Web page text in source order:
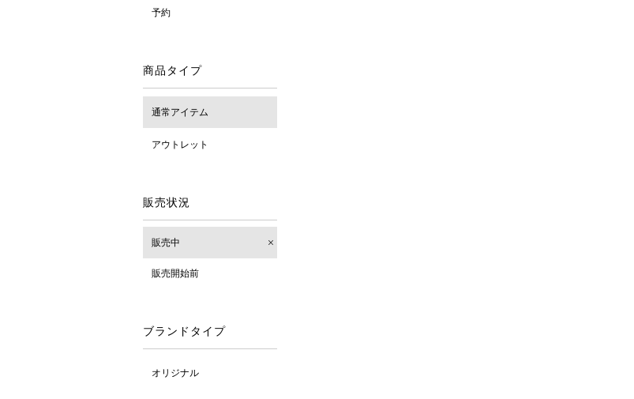
予約
商品タイプ
通常アイテム
アウトレット
販売状況
販売中
販売開始前
ブランドタイプ
オリジナル